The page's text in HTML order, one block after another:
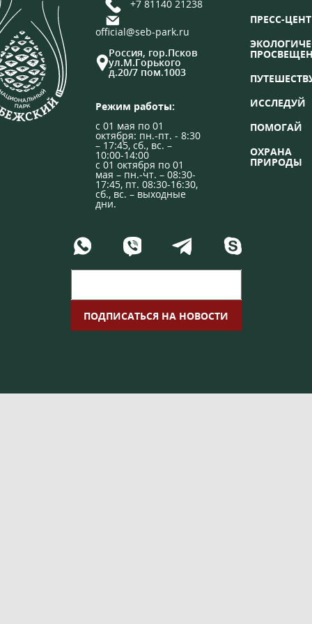
+7 81140 21238
official@seb-park.ru
Россия, гор.Псков
ул.М.Горького
д.20/7 пом.1003
Режим работы:
с 01 мая по 01
октября: пн.-пт. - 8:30
– 17:45, сб., вс. –
10:00-14:00
с 01 октября по 01
мая – пн.-чт. – 08:30-
17:45, пт. 08:30-16:30,
сб., вс. – выходные
дни.
ПРЕСС-
ИССЛЕДУЙ
ПОМОГАЙ
ОХРАНА
ПРИРОДЫ